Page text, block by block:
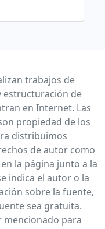
trabajos de
estructuración de
en Internet. Las
propiedad de los
distribuimos
de autor como
la página junto a la
indica el autor o la
sobre la fuente,
sea gratuita.
mencionado para